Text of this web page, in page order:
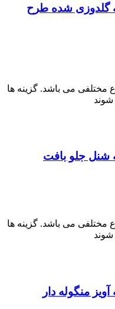
گلدوزی شده طرح
مختلفی می باشد. گزینه ها
مختلفی می باشد. گزینه ها